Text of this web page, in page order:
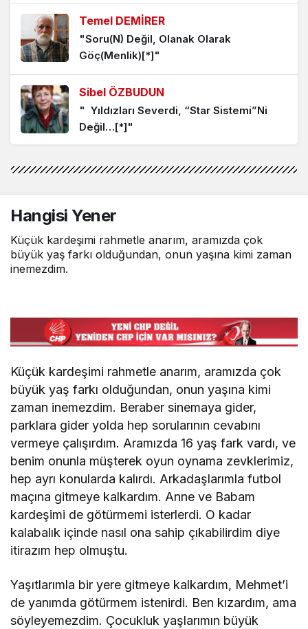
Sayıştay Gördü; Sistem Duymadı
6 ay önce
Bu Ülkede Kadınlar Tesadüfen Ölmüyor
6 ay önce
Temel DEMİRER
"Soru(N) Değil, Olanak Olarak
Göç(Menlik)[*]"
Sibel ÖZBUDUN
" Yıldızları Severdi, “Star Sistemi”Ni
Değil…[*]"
Alper AKÇAM
Oktay EROL
"Toprağın sesi duyulmadan…"
"Bir Romanın Sessiz Yolculuğu"
Mustafa Torun
"Çocuk ve yetişkin işçi ölümleri durmak
bilmiyor."
Özgür KARAKAYA
"İsimlerimiz Ne Anlatır?"
Alper AKÇAM
"Hani Türkiye Gençliği?"
Hangisi Yener
Küçük kardeşimi rahmetle anarım, aramızda çok
büyük yaş farkı olduğundan, onun yaşına kimi zaman
inemezdim.
Küçük kardeşimi rahmetle anarım, aramızda çok
büyük yaş farkı olduğundan, onun yaşına kimi
zaman inemezdim. Beraber sinemaya gider,
parklara gider yolda hep sorularının cevabını
vermeye çalışırdım. Aramızda 16 yaş fark vardı, ve
benim onunla müşterek oyun oynama zevklerimiz,
hep ayrı konularda kalırdı. Arkadaşlarımla futbol
maçına gitmeye kalkardım. Anne ve Babam
kardeşimi de götürmemi isterlerdi. O kadar
kalabalık içinde nasıl ona sahip çıkabilirdim diye
itirazım hep olmuştu.
Yaşıtlarımla bir yere gitmeye kalkardım, Mehmet’i
de yanımda götürmem istenirdi. Ben kızardım, ama
söyleyemezdim. Çocukluk yaşlarımın büyük